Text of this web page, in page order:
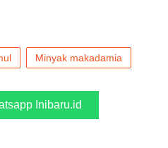
Minyak makadamia
Inibaru.id